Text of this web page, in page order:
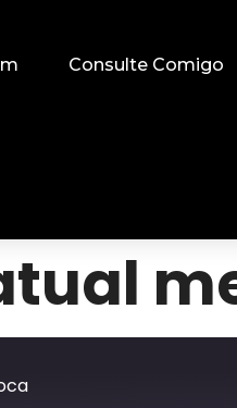
Consulte Comigo